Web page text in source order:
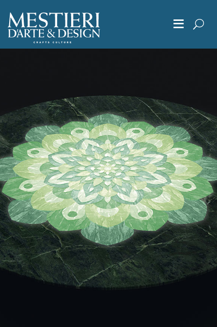
≡
Articoli
Album
Editoriali
Archivio
Contatti